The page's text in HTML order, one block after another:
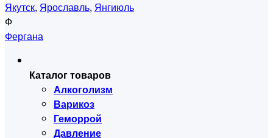
Якутск, Ярославль, Янгиюль
Ф
Фергана
Каталог товаров
Алкоголизм
Варикоз
Геморрой
Давление